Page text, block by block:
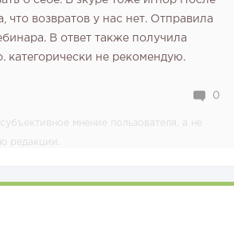
что возвратов у нас нет. Отправила
В ответ также получила
категорически не рекомендую.
0
мнение пользователя, а не
редакции.